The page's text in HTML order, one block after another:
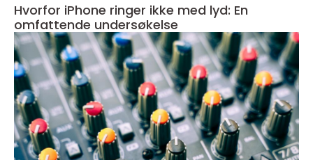
Hvorfor iPhone ringer ikke med lyd: En
omfattende undersøkelse